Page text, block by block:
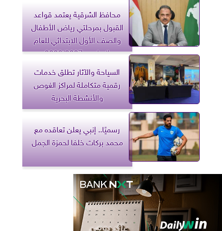
محافظ الشرقية يعتمد قواعد
القبول بمرحلتي رياض الأطفال
والصف الأول الابتدائي للعام
الدراسي 2026/2027
السياحة والآثار تطلق خدمات
رقمية متكاملة لمراكز الغوص
والأنشطة البحرية
رسميًا.. إنبي يعلن تعاقده مع
محمد بركات خلفا لحمزة الجمل